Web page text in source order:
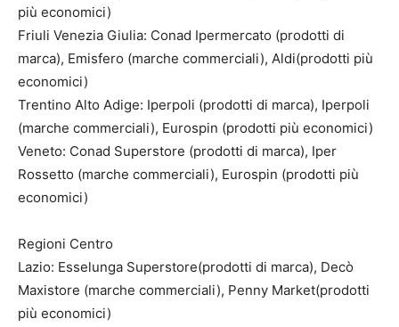
più economici)
Friuli Venezia Giulia: Conad Ipermercato (prodotti di
marca), Emisfero (marche commerciali), Aldi(prodotti più
economici)
Trentino Alto Adige: Iperpoli (prodotti di marca), Iperpoli
(marche commerciali), Eurospin (prodotti più economici)
Veneto: Conad Superstore (prodotti di marca), Iper
Rossetto (marche commerciali), Eurospin (prodotti più
economici)
Regioni Centro
Lazio: Esselunga Superstore(prodotti di marca), Decò
Maxistore (marche commerciali), Penny Market(prodotti
più economici)